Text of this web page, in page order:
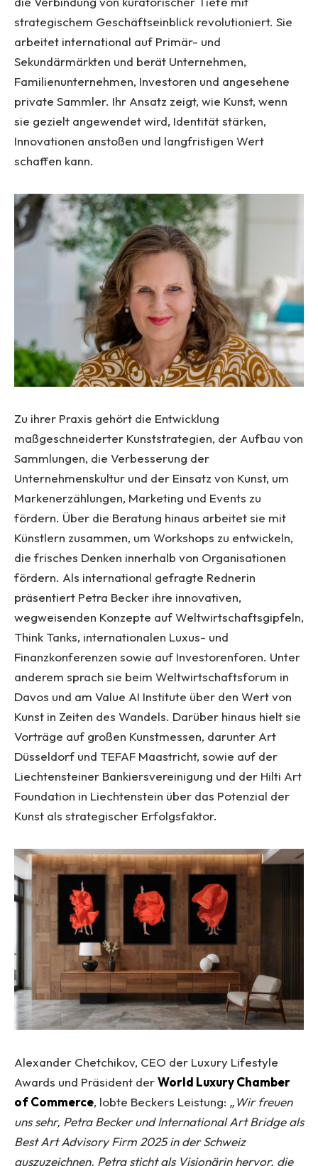
strategischem Geschäftseinblick revolutioniert. Sie
arbeitet international auf Primär- und
Sekundärmärkten und berät Unternehmen,
Familienunternehmen, Investoren und angesehene
private Sammler. Ihr Ansatz zeigt, wie Kunst, wenn
sie gezielt angewendet wird, Identität stärken,
Innovationen anstoßen und langfristigen Wert
schaffen kann.
Zu ihrer Praxis gehört die Entwicklung
maßgeschneiderter Kunststrategien, der Aufbau von
Sammlungen, die Verbesserung der
Unternehmenskultur und der Einsatz von Kunst, um
Markenerzählungen, Marketing und Events zu
fördern. Über die Beratung hinaus arbeitet sie mit
Künstlern zusammen, um Workshops zu entwickeln,
die frisches Denken innerhalb von Organisationen
fördern. Als international gefragte Rednerin
präsentiert Petra Becker ihre innovativen,
wegweisenden Konzepte auf Weltwirtschaftsgipfeln,
Think Tanks, internationalen Luxus- und
Finanzkonferenzen sowie auf Investorenforen. Unter
anderem sprach sie beim Weltwirtschaftsforum in
Davos und am Value AI Institute über den Wert von
Kunst in Zeiten des Wandels. Darüber hinaus hielt sie
Vorträge auf großen Kunstmessen, darunter Art
Düsseldorf und TEFAF Maastricht, sowie auf der
Liechtensteiner Bankiersvereinigung und der Hilti Art
Foundation in Liechtenstein über das Potenzial der
Kunst als strategischer Erfolgsfaktor.
Alexander Chetchikov, CEO der Luxury Lifestyle
Awards und Präsident derWorld Luxury Chamber
of Commerce, lobte Beckers Leistung: „Wir freuen
uns sehr, Petra Becker und International Art Bridge als
Best Art Advisory Firm 2025 in der Schweiz
auszuzeichnen. Petra sticht als Visionärin hervor, die